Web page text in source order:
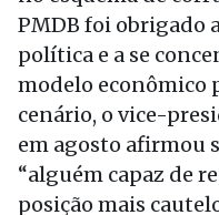
PMDB foi obrigado
política e a se
modelo econômico
cenário, o vice-
em agosto afirmou
“alguém capaz de
posição mais